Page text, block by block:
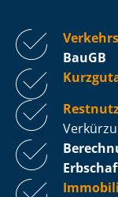
BauGB